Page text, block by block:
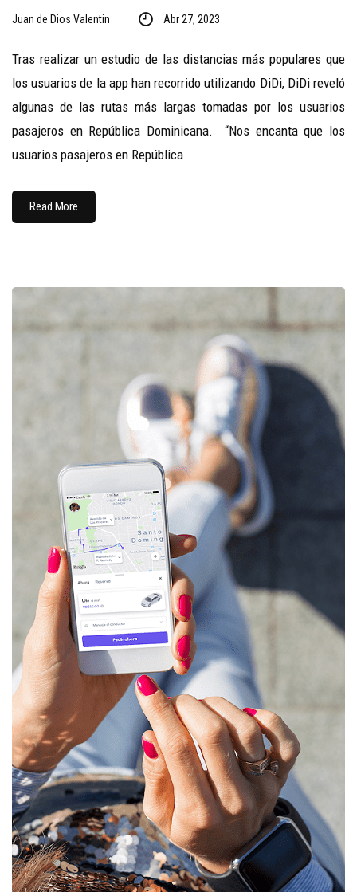
Juan de Dios Valentin Abr 27, 2023
Tras realizar un estudio de las distancias más populares que
los usuarios de la app han recorrido utilizando DiDi, DiDi reveló
algunas de las rutas más largas tomadas por los usuarios
pasajeros en República Dominicana. “Nos encanta que los
usuarios pasajeros en República
Read More